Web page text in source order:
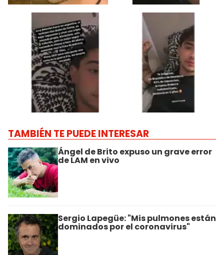
TAMBIÉN TE PUEDE INTERESAR
Ángel de Brito expuso un grave error
de LAM en vivo
Sergio Lapegüe: "Mis pulmones están
dominados por el coronavirus"